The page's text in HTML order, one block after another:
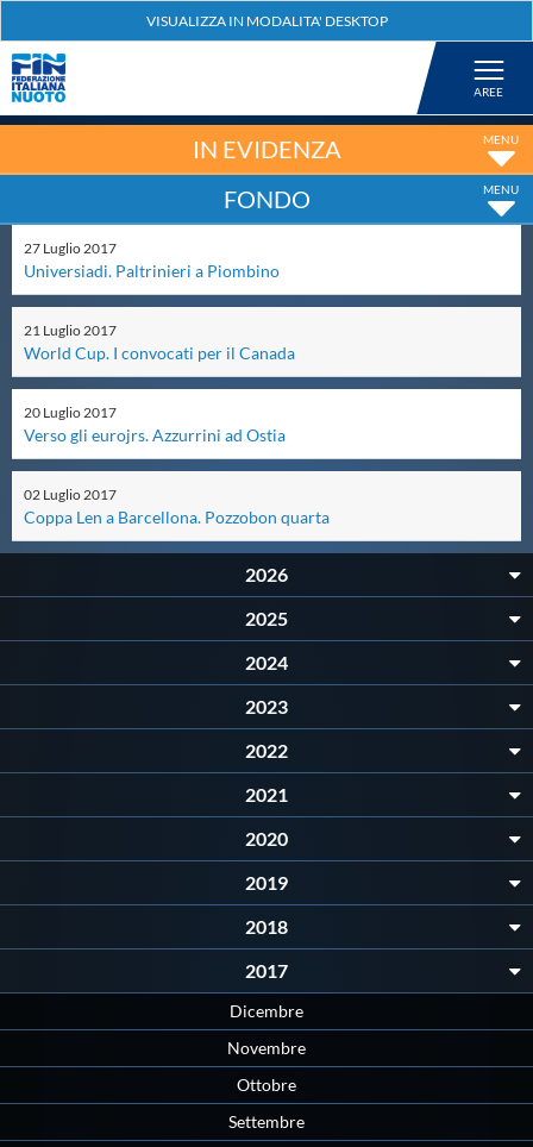
Nuoto
Tuffi
Artistico
Fondo
Salvamento
Formazione
GUG
Propaganda
Centri Federali
IN EVIDENZA
FONDO
27 Luglio2017
Universiadi. Paltrinieri a Piombino
21 Luglio2017
World Cup. I convocati per il Canada
20 Luglio2017
Verso gli eurojrs. Azzurrini ad Ostia
02 Luglio2017
Coppa Len a Barcellona. Pozzobon quarta
2026
2025
2024
2023
2022
2021
2020
2019
2018
2017
Dicembre
Novembre
Ottobre
Settembre